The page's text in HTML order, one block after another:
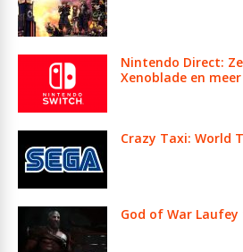
Nintendo Direct:
Xenoblade en meer
Crazy Taxi: World
God of War